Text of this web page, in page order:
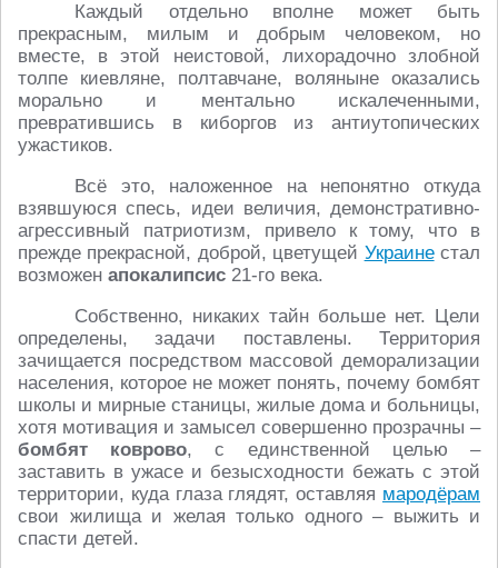
Каждый отдельно вполне может быть
прекрасным, милым и добрым человеком, но
вместе, в этой неистовой, лихорадочно злобной
толпе киевляне, полтавчане, воляныне оказались
морально и ментально искалеченными,
превратившись в киборгов из антиутопических
ужастиков.
Всё это, наложенное на непонятно откуда
взявшуюся спесь, идеи величия, демонстративно-
агрессивный патриотизм, привело к тому, что в
прежде прекрасной, доброй, цветущей Украинестал
возможен апокалипсис 21-го века.
Собственно, никаких тайн больше нет. Цели
определены, задачи поставлены. Территория
зачищается посредством массовой деморализации
населения, которое не может понять, почему бомбят
школы и мирные станицы, жилые дома и больницы,
хотя мотивация и замысел совершенно прозрачны –
бомбят коврово, с единственной целью –
заставить в ужасе и безысходности бежать с этой
территории, куда глаза глядят, оставляя мародёрам
свои жилища и желая только одного – выжить и
спасти детей.